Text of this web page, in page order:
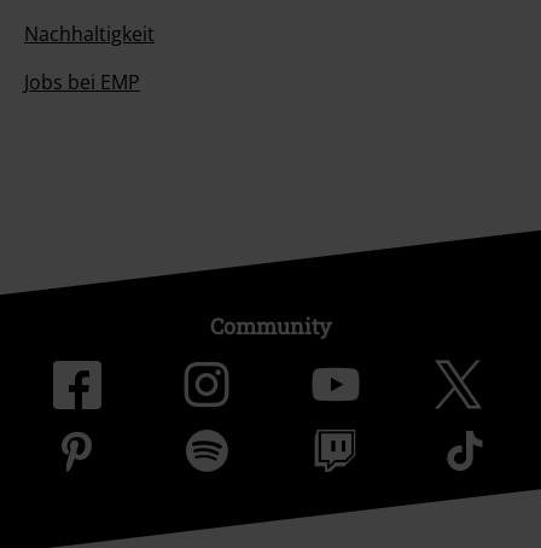
Nachhaltigkeit
Jobs bei EMP
Community